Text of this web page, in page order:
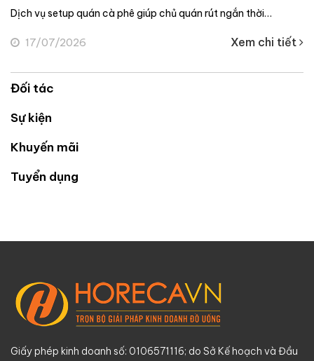
Đối tác
Sự kiện
Khuyến mãi
Tuyển dụng
quán rút ngắn thời…
Xem chi tiết
Menu quán cà phê không chỉ quyết
Giấy phép kinh doanh số: 0106571116; do Sở Kế hoạch và Đầu